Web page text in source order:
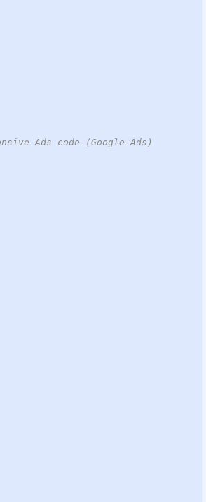
Ads code (Google Ads)